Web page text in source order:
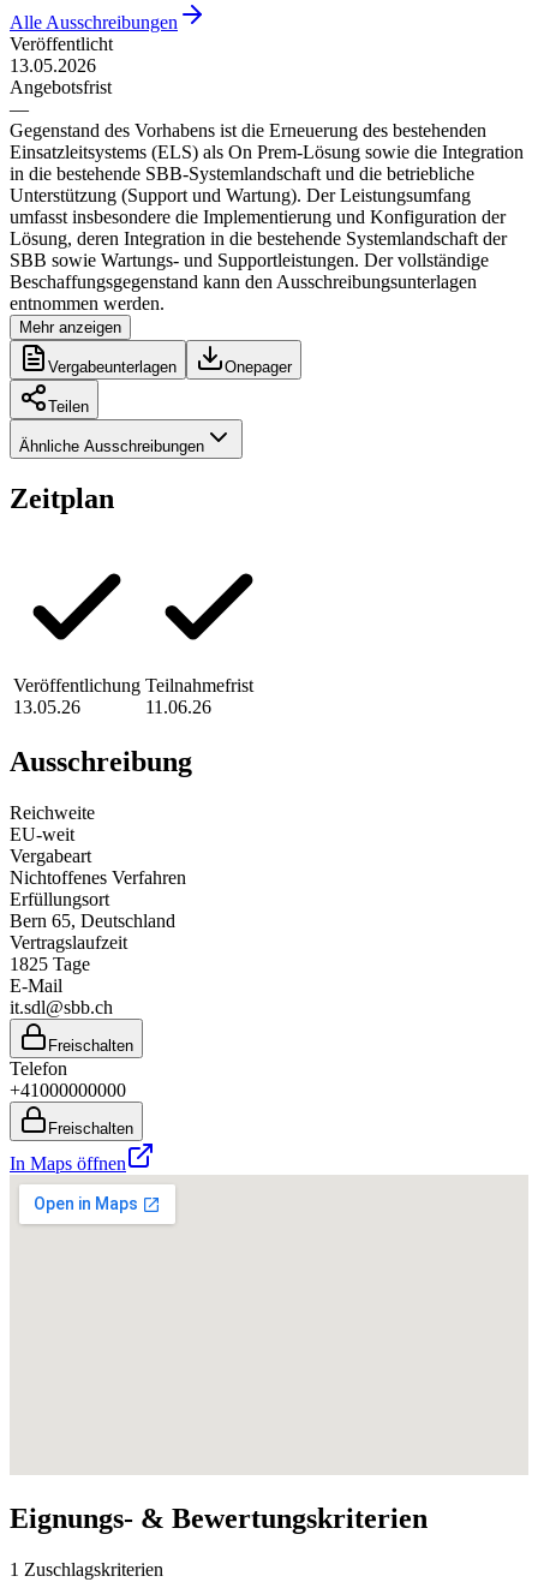
Alle Ausschreibungen
Veröffentlicht
13.05.2026
Angebotsfrist
—
Gegenstand des Vorhabens ist die Erneuerung des bestehenden
Einsatzleitsystems (ELS) als On Prem-Lösung sowie die Integration
in die bestehende SBB-Systemlandschaft und die betriebliche
Unterstützung (Support und Wartung). Der Leistungsumfang
umfasst insbesondere die Implementierung und Konfiguration der
Lösung, deren Integration in die bestehende Systemlandschaft der
SBB sowie Wartungs- und Supportleistungen. Der vollständige
Beschaffungsgegenstand kann den Ausschreibungsunterlagen
entnommen werden.
Mehr anzeigen
Vergabeunterlagen Onepager
Teilen
Ähnliche Ausschreibungen
Zeitplan
Veröffentlichung
13.05.26
Teilnahmefrist
11.06.26
Ausschreibung
Reichweite
EU-weit
Vergabeart
Nichtoffenes Verfahren
Erfüllungsort
Bern 65, Deutschland
Vertragslaufzeit
1825 Tage
E-Mail
it.sdl@sbb.ch
Freischalten
Telefon
+41000000000
Freischalten
In Maps öffnen
Eignungs- & Bewertungskriterien
1 Zuschlagskriterien